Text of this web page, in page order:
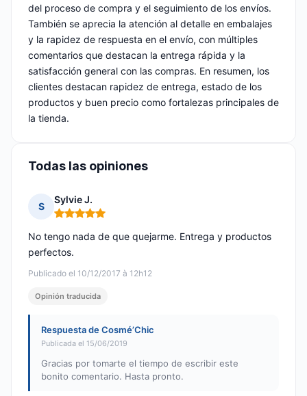
del proceso de compra y el seguimiento de los envíos.
También se aprecia la atención al detalle en embalajes
y la rapidez de respuesta en el envío, con múltiples
comentarios que destacan la entrega rápida y la
satisfacción general con las compras. En resumen, los
clientes destacan rapidez de entrega, estado de los
productos y buen precio como fortalezas principales de
la tienda.
Todas las opiniones
S
Sylvie J.
Nota: 5 de 5
Publicado el 10/12/2017 à 12h12
No tengo nada de que quejarme. Entrega y productos
perfectos.
Opinión traducida
Respuesta de Cosmé’Chic
Publicada el 15/06/2019
Gracias por tomarte el tiempo de escribir este
bonito comentario. Hasta pronto.